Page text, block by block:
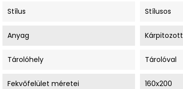
Stílus Stílusos
Anyag Kárpitozott
Tárolóhely Tárolóval
Fekvőfelület méretei 160x200